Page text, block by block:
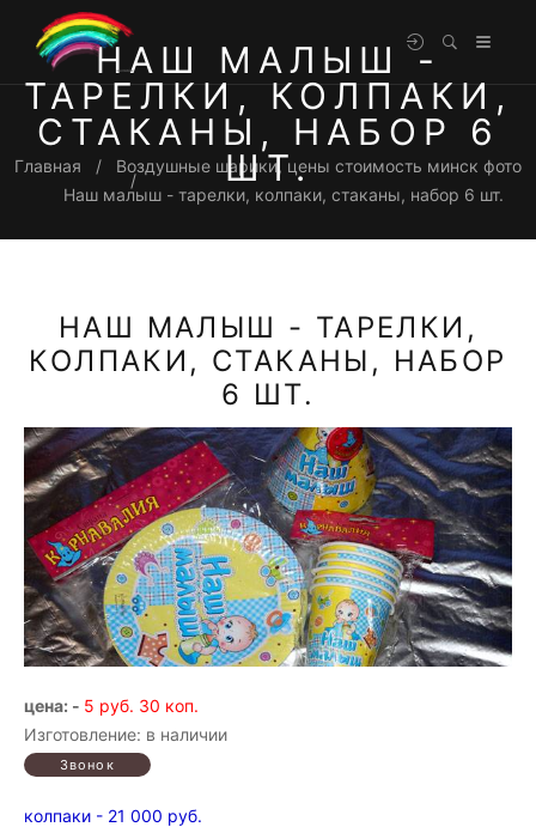
НАШ МАЛЫШ -
ТАРЕЛКИ, КОЛПАКИ,
СТАКАНЫ, НАБОР 6
ШТ.
Главная
Воздушные шарики, цены стоимость минск фото
Наш малыш - тарелки, колпаки, стаканы, набор 6 шт.
НАШ МАЛЫШ - ТАРЕЛКИ,
КОЛПАКИ, СТАКАНЫ, НАБОР
6 ШТ.
цена: - 5 руб. 30 коп.
Изготовление: в наличии
колпаки - 21 000 руб.